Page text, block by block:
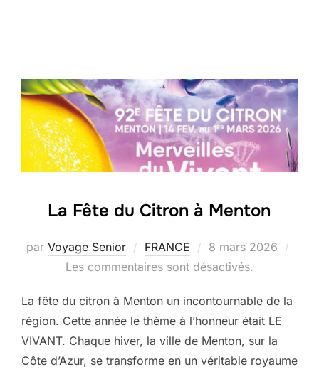
La Fête du Citron à Menton
par Voyage Senior FRANCE
Publié
le
8 mars 2026
Les commentaires sont désactivés.
La fête du citron à Menton un incontournable de la
région. Cette année le thème à l’honneur était LE
VIVANT. Chaque hiver, la ville de Menton, sur la
Côte d’Azur, se transforme en un véritable royaume